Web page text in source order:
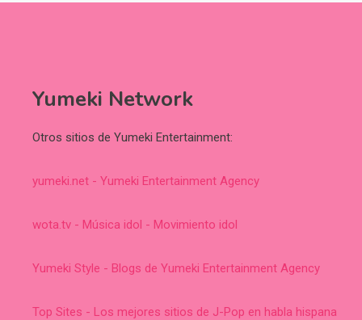
Yumeki Network
Otros sitios de Yumeki Entertainment:
yumeki.net - Yumeki Entertainment Agency
wota.tv - Música idol - Movimiento idol
Yumeki Style - Blogs de Yumeki Entertainment Agency
Top Sites - Los mejores sitios de J-Pop en habla hispana